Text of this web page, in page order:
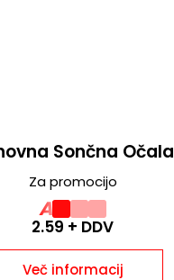
Sončna Očala
Za promocijo
A
2.59 + DDV
Več informacij